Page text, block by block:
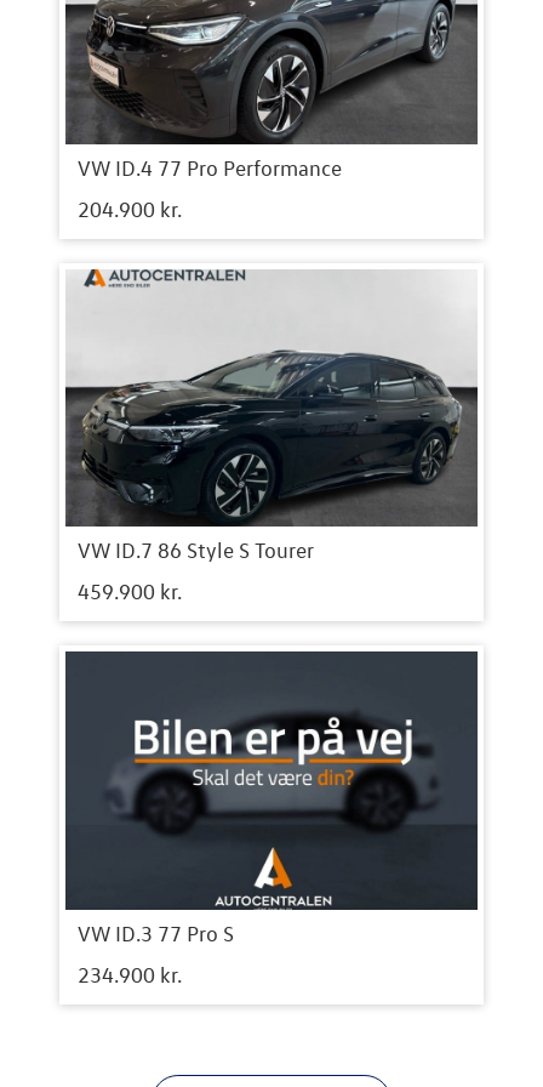
VW ID.4 77 Pro Performance
204.900 kr.
VW ID.7 86 Style S Tourer
459.900 kr.
VW ID.3 77 Pro S
234.900 kr.